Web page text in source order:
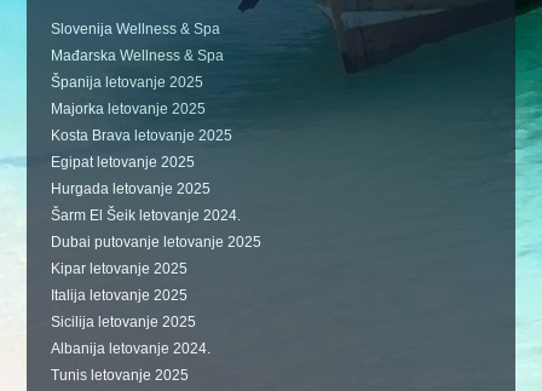
Slovenija Wellness & Spa
Mađarska Wellness & Spa
Španija letovanje 2025
Majorka letovanje 2025
Kosta Brava letovanje 2025
Egipat letovanje 2025
Hurgada letovanje 2025
Šarm El Šeik letovanje 2024.
Dubai putovanje letovanje 2025
Kipar letovanje 2025
Italija letovanje 2025
Sicilija letovanje 2025
Albanija letovanje 2024.
Tunis letovanje 2025